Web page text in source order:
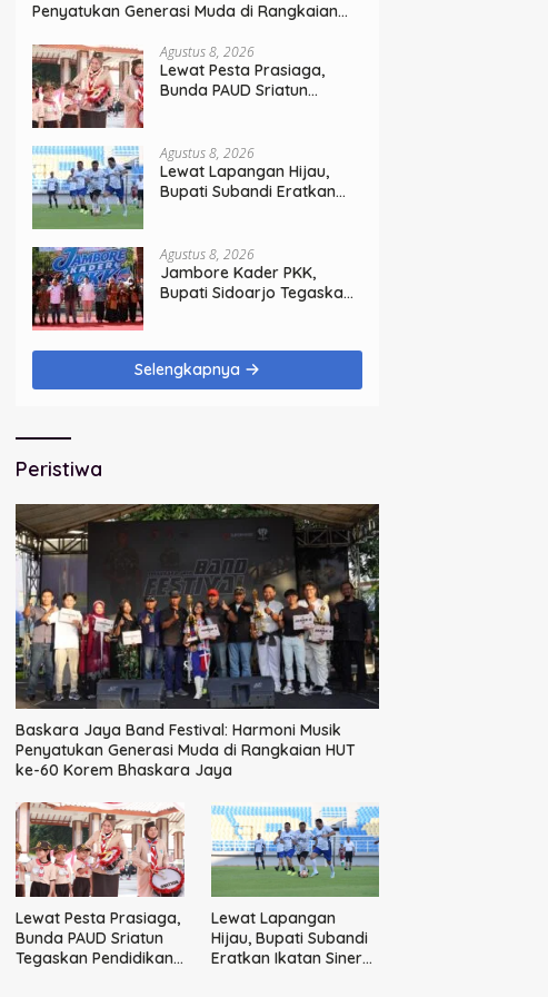
Penyatukan Generasi Muda di Rangkaian
Agustus 8, 2026
Lewat Pesta Prasiaga,
Bunda PAUD Sriatun
Masa Depan Anak
Agustus 8, 2026
Lewat Lapangan Hijau,
Bupati Subandi Eratkan
Agustus 8, 2026
Jambore Kader PKK,
Bupati Sidoarjo Tegaskan
Selengkapnya
Peristiwa
Baskara Jaya Band Festival: Harmoni Musik
Penyatukan Generasi Muda di Rangkaian HUT
ke-60 Korem Bhaskara Jaya
Lewat Pesta Prasiaga,
Bunda PAUD Sriatun
Tegaskan Pendidikan
Lewat Lapangan
Hijau, Bupati Subandi
Eratkan Ikatan Sinergi